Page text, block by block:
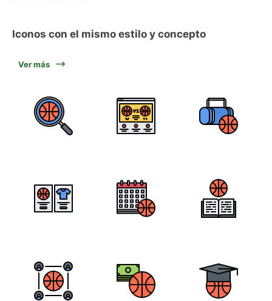
Iconos con el mismo estilo y concepto
Ver más